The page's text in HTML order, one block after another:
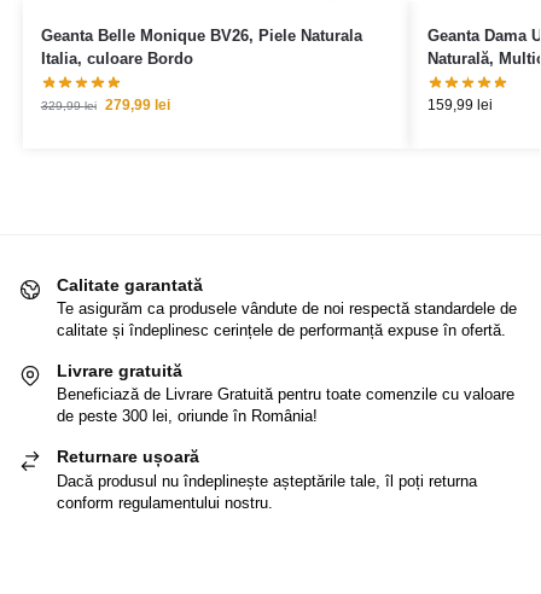
Geanta Belle Monique BV26, Piele Naturala
Italia, culoare Bordo
329,99lei 279,99 lei
Geanta Dama
Naturală,
159,99 lei
Calitate garantată
Te asigurăm ca produsele vândute de noi respectă standardele de
calitate și îndeplinesc cerințele de performanță expuse în ofertă.
Livrare gratuită
Beneficiază de Livrare Gratuită pentru toate comenzile cu valoare
de peste 300 lei, oriunde în România!
Returnare ușoară
Dacă produsul nu îndeplinește așteptările tale, îl poți returna
conform regulamentului nostru.